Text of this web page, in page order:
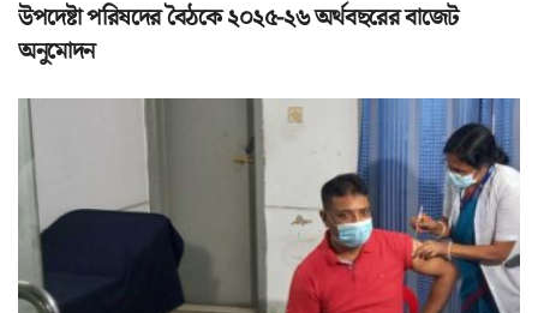
উপদেষ্টা পরিষদের বৈঠকে ২০২৫-২৬ অর্থবছরের বাজেট
অনুমোদন